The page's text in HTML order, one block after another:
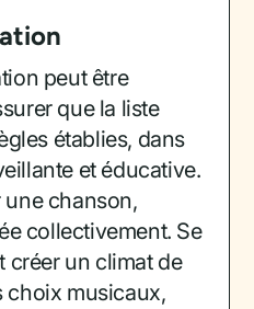
peut être
que la liste
établies, dans
et éducative.
une chanson,
collectivement. Se
créer un climat de
choix musicaux,